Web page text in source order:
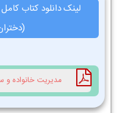
لینک دانلود کتاب
مدیریت خانواده